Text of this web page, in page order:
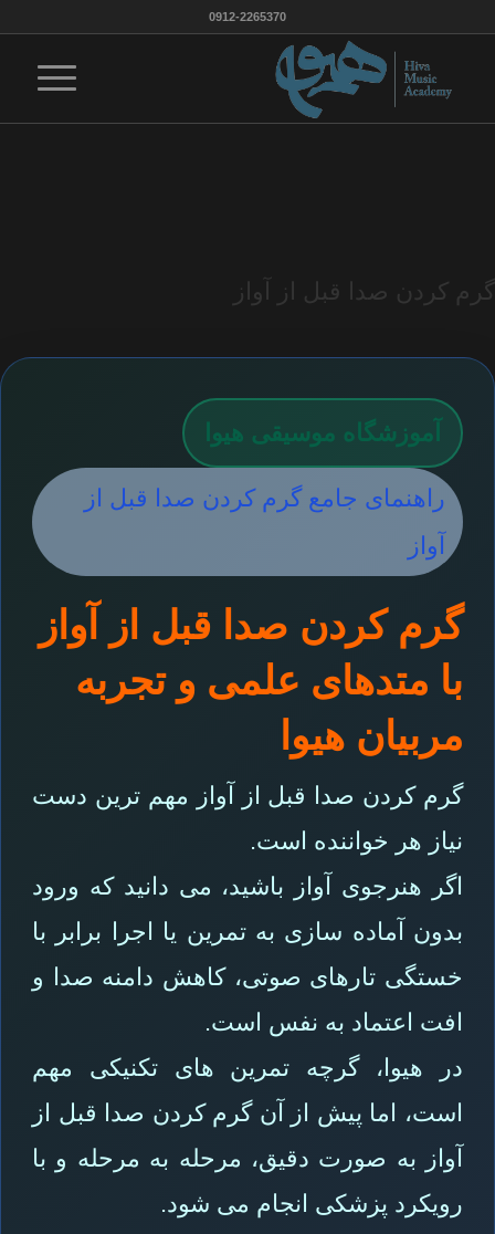
0912-2265370
گرم کردن صدا قبل از آواز
آموزشگاه موسیقی هیوا
راهنمای جامع گرم کردن صدا قبل از
آواز
گرم کردن صدا قبل از آواز
با متدهای علمی و تجربه
مربیان هیوا
گرم کردن صدا قبل از آواز مهم ترین دست
نیاز هر خواننده است.
اگر هنرجوی آواز باشید، می دانید که ورود
بدون آماده سازی به تمرین یا اجرا برابر با
خستگی تارهای صوتی، کاهش دامنه صدا و
افت اعتماد به نفس است.
در هیوا، گرچه تمرین های تکنیکی مهم
است، اما پیش از آن گرم کردن صدا قبل از
آواز به صورت دقیق، مرحله به مرحله و با
رویکرد پزشکی انجام می شود.